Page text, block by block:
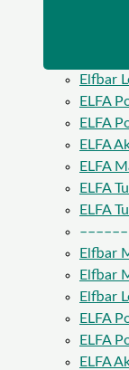
Elfbar
ELFA
ELFA
ELFA
ELFA
ELFA
ELFA
Elfbar
Elfbar
Elfbar
ELFA
ELFA
ELFA